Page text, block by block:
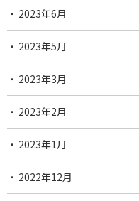
2023年6月
2023年5月
2023年3月
2023年2月
2023年1月
2022年12月